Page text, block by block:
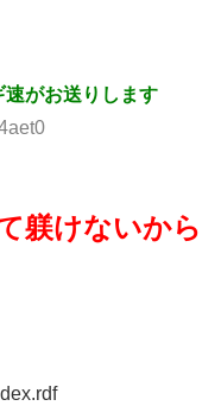
速がお送りします
躾けないから